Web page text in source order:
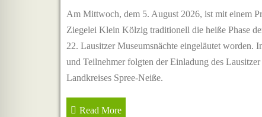
Am Mittwoch, dem 5. August 2026, ist mit einem
Ziegelei Klein Kölzig traditionell die heiße Phase
22. Lausitzer Museumsnächte eingeläutet worden.
und Teilnehmer folgten der Einladung des
Landkreises Spree-Neiße.
Read More